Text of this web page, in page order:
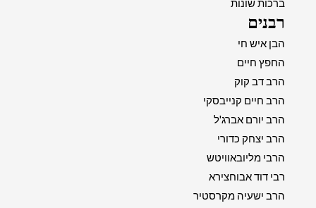
ברכות שונות
רבנים
הבן איש חי
החפץ חיים
הרב דב קוק
הרב חיים קנייבסקי
הרב יורם אברג'ל
הרב יצחק כדורי
הרבי מליובאוויטש
רבי דוד אבוחצירא
הרב ישעיה מקרסטיר